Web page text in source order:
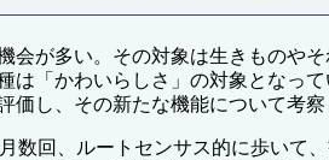
が多い。その対象は生きものや
「かわいらしさ」の対象となっ
し、その新たな機能について考察
回、ルートセンサス的に歩いて